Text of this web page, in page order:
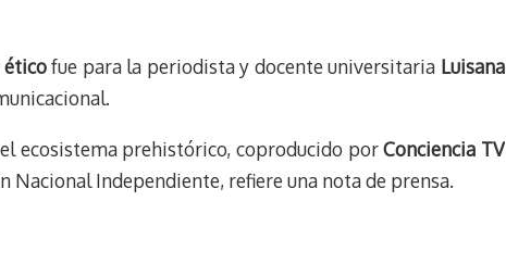
éticofue para la periodista y docente universitaria Luisana
ecosistema prehistórico, coproducido porConciencia TV
Nacional Independiente, refiere una nota de prensa.